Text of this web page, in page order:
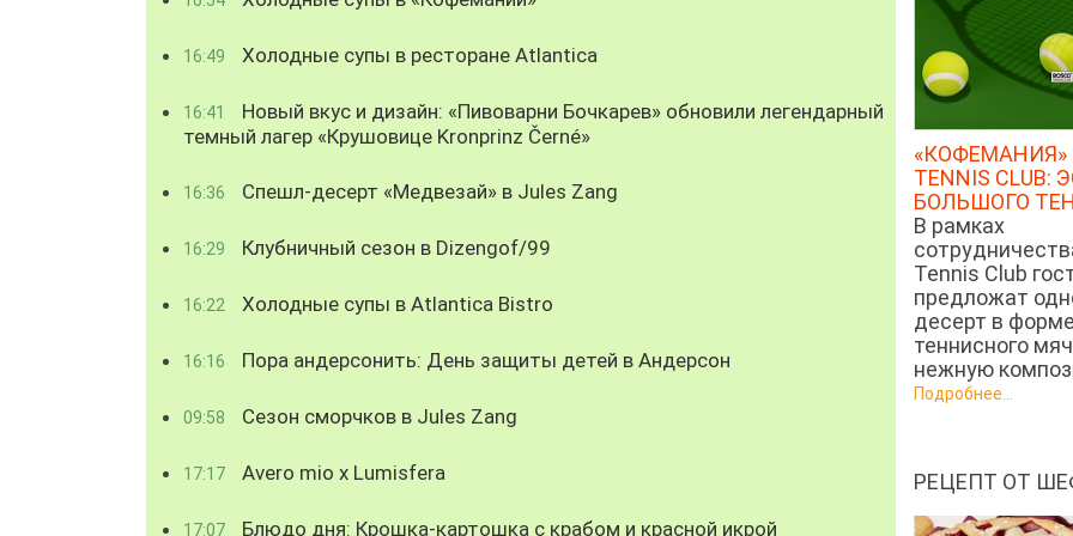
16:49 Холодные супы в ресторане Atlantica
16:41
Новый вкус и дизайн: «Пивоварни Бочкарев» обновили легендарный
темный лагер «Крушовице Kronprinz Černé»
16:36 Спешл-десерт «Медвезай» в Jules Zang
16:29 Клубничный сезон в Dizengof/99
16:22 Холодные супы в Atlantica Bistro
16:16 Пора андерсонить: День защиты детей в Андерсон
09:58 Сезон сморчков в Jules Zang
17:17 Avero mio x Lumisfera
17:07 Блюдо дня: Крошка-картошка с крабом и красной икрой
«КОФЕМАНИЯ»
TENNIS CLUB:
БОЛЬШОГО
В рамках
Tennis Club
предложат
десерт в форме
теннисного
нежную
Подробнее...
РЕЦЕПТ ОТ